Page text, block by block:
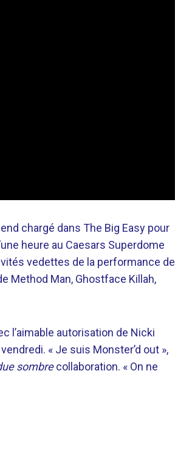
chargé dans The Big Easy pour
heure au Caesars Superdome
vedettes de la performance de
Method Man, Ghostface Killah,
l’aimable autorisation de Nicki
« Je suis Monster’d out »,
sombrecollaboration. « On ne